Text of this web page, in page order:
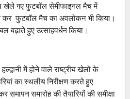
खेले गए फुटबॉल सेमीफाइनल मैच में
कर फुटबॉल मैच का अवलोकन भी किया।
बढ़ाते हुए उत्साहवर्धन किया।
में होने वाले राष्ट्रीय खेलों के
का स्थलीय निरीक्षण करते हुए
समारोह की तैयारियों की समीक्षा